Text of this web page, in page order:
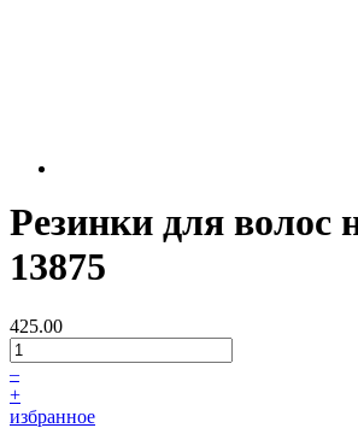
Резинки для волос
13875
425.00
–
+
избранное